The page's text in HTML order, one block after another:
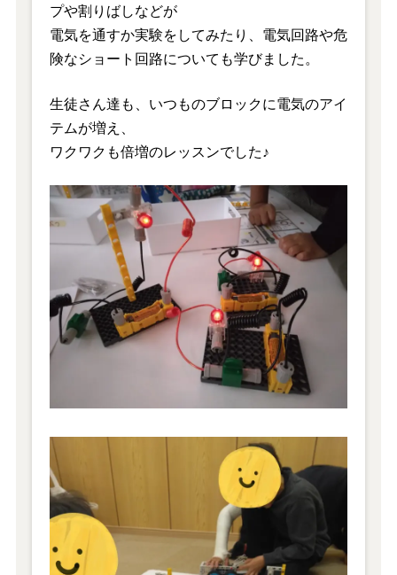
プや割りばしなどが
電気を通すか実験をしてみたり、電気回路や危
険なショート回路についても学びました。
生徒さん達も、いつものブロックに電気のアイ
テムが増え、
ワクワクも倍増のレッスンでした♪